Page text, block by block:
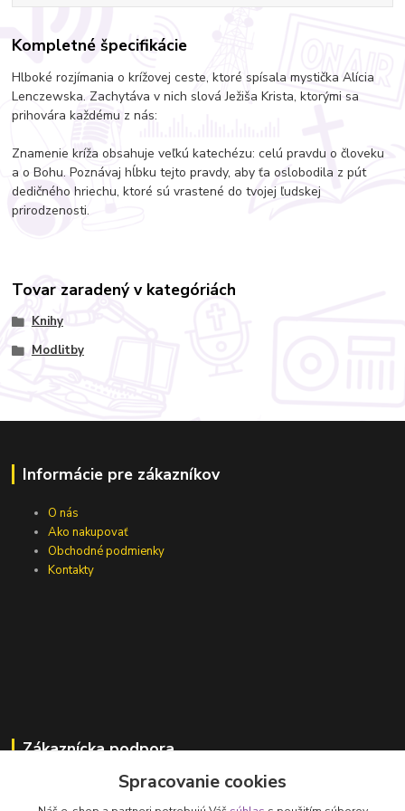
Kompletné špecifikácie
Hlboké rozjímania o krížovej ceste, ktoré spísala mystička Alícia
Lenczewska. Zachytáva v nich slová Ježiša Krista, ktorými sa
prihovára každému z nás:
Znamenie kríža obsahuje veľkú katechézu: celú pravdu o človeku
a o Bohu. Poznávaj hĺbku tejto pravdy, aby ťa oslobodila z pút
dedičného hriechu, ktoré sú vrastené do tvojej ľudskej
prirodzenosti.
Tovar zaradený v kategóriách
Knihy
Modlitby
Informácie pre zákazníkov
O nás
Ako nakupovať
Obchodné podmienky
Kontakty
Zákaznícka podpora
Jana Vajcíková
+421 918 593 760
Spracovanie cookies